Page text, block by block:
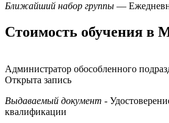
Ближайший набор группы —
Стоимость обучения в
Администратор обособленного
Открыта запись
Выдаваемый документ -
квалификации